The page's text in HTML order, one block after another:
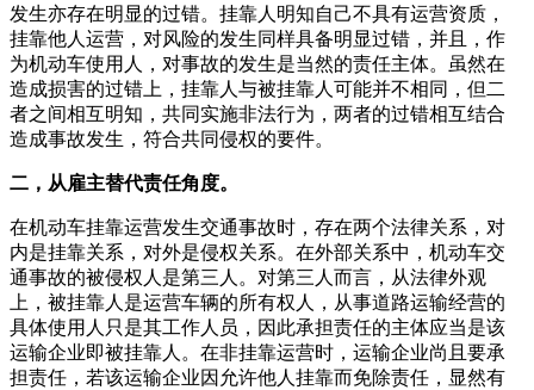
发生亦存在明显的过错。挂靠人明知自己不具有运营资质，
挂靠他人运营，对风险的发生同样具备明显过错，并且，作
为机动车使用人，对事故的发生是当然的责任主体。虽然在
造成损害的过错上，挂靠人与被挂靠人可能并不相同，但二
者之间相互明知，共同实施非法行为，两者的过错相互结合
造成事故发生，符合共同侵权的要件。
二，从雇主替代责任角度。
在机动车挂靠运营发生交通事故时，存在两个法律关系，对
内是挂靠关系，对外是侵权关系。在外部关系中，机动车交
通事故的被侵权人是第三人。对第三人而言，从法律外观
上，被挂靠人是运营车辆的所有权人，从事道路运输经营的
具体使用人只是其工作人员，因此承担责任的主体应当是该
运输企业即被挂靠人。在非挂靠运营时，运输企业尚且要承
担责任，若该运输企业因允许他人挂靠而免除责任，显然有